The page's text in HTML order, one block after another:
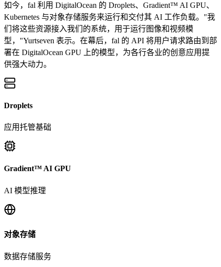
如今，fal 利用 DigitalOcean 的 Droplets、Gradient™ AI GPU、
Kubernetes 与对象存储服务来运行和交付其 AI 工作负载。"我
们将这些资源接入我们的系统，用于运行图像和视频模
型，"Yurtseven 表示。在幕后，fal 的 API 将用户请求路由到部
署在 DigitalOcean GPU 上的模型，为各行各业的创意应用提
供强大动力。
Droplets
应用托管基础
Gradient™ AI GPU
AI 模型推理
对象存储
数据存储服务